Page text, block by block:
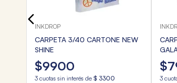
INKDROP
CARPETA 3/40 CARTONE NEW
SHINE
$9900
3 cuotas sin interés de $ 3300
$
3